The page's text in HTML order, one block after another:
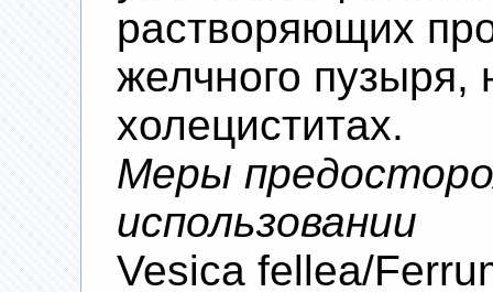
растворяющих
желчного пузыря,
холециститах.
Меры
использовании
Vesica fellea/